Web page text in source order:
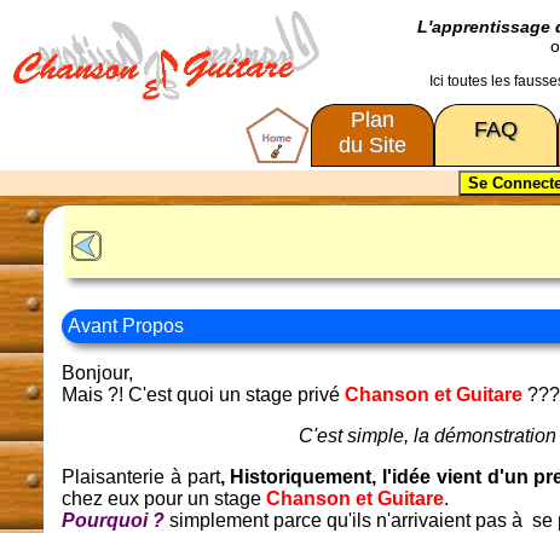
L'apprentissage
Ici toutes les
Plan
du Site
FAQ
Avant Propos
Bonjour,
Mais ?! C'est quoi un stage privéChanson et Guitare
C'est simple, la
Plaisanterie à part, Historiquement, l'idée vient d'un
chez eux pour un stageChanson et Guitare.
Pourquoi ? simplement parce qu'ils n'arrivaient pas à se